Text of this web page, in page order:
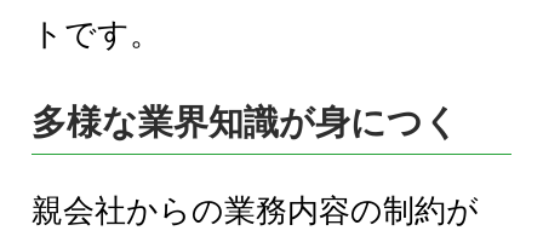
トです。
多様な業界知識が身につく
親会社からの業務内容の制約が